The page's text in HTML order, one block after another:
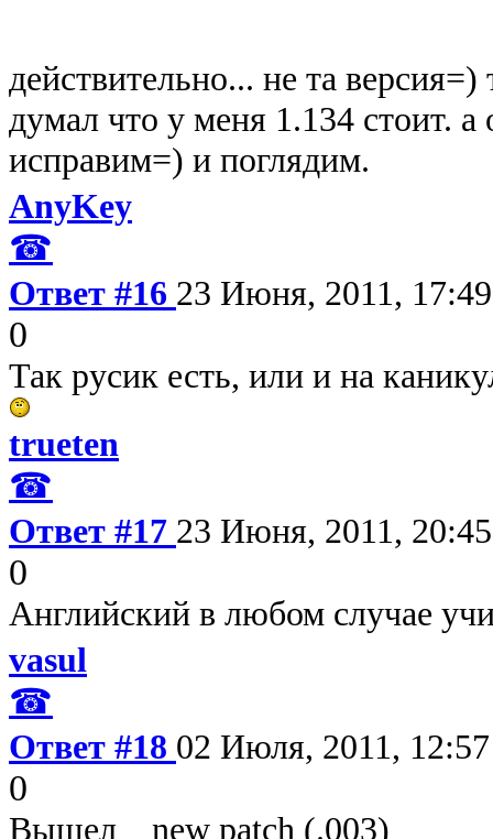
действительно... не та
думал что у меня 1.134 стоит.
исправим=) и поглядим.
AnyKey
☎
Ответ #16 23 Июня, 2011, 17:49
0
Так русик есть, или и на
trueten
☎
Ответ #17 23 Июня, 2011, 20:45
0
Английский в любом случае
vasul
☎
Ответ #18 02 Июля, 2011, 12:57
0
Вышел new patch